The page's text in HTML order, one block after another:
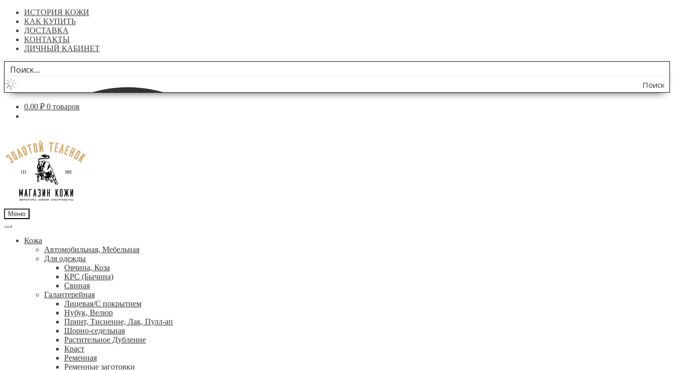
ИСТОРИЯ КОЖИ
КАК КУПИТЬ
ДОСТАВКА
КОНТАКТЫ
ЛИЧНЫЙ КАБИНЕТ
Поиск
по
0.00 ₽ 0 товаров
навигации
содержимому
Меню
Кожа
Автомобильная, Мебельная
Для одежды
Овчина, Коза
КРС (Бычина)
Свиная
Галантерейная
Лицевая/С покрытием
Нубук, Велюр
Принт, Тиснение, Лак, Пулл-ап
Шорно-седельная
Растительное Дубление
Краст
Ременная
Ременные заготовки